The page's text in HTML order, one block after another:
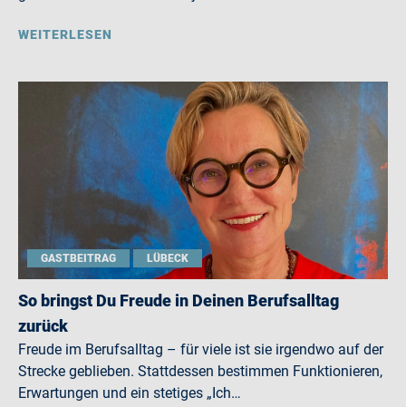
WEITERLESEN
GASTBEITRAG LÜBECK
So bringst Du Freude in Deinen Berufsalltag
zurück
Freude im Berufsalltag – für viele ist sie irgendwo auf der
Strecke geblieben. Stattdessen bestimmen Funktionieren,
Erwartungen und ein stetiges „Ich…